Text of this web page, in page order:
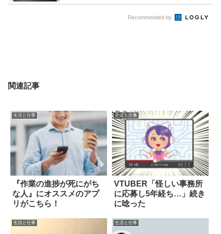
Recommended by
関連記事
生活と仕事
『作業の進捗が死にがち
な人』にオススメのアプ
リがこちら！
生活と仕事
VTUBER「怪しい事務所
に応募し5年経ち…」続き
に唸った
生活と仕事 生活と仕事